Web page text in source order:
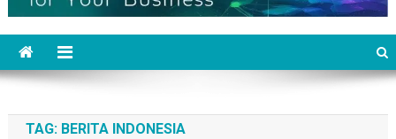
TAG: BERITA INDONESIA